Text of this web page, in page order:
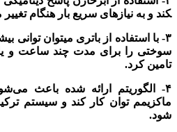
کند و به نیازهای سریع بار هنگام
۳- با استفاده از باتری می­توان توانی
سوختی را برای مدت چند ساعت و یا
تامین کرد.
۴- الگوریتم ارائه شده باعث
ماکزیمم توان کار کند و سیستم
شود.